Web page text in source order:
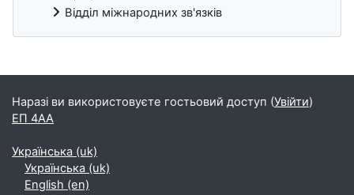
Відділ міжнародних зв'язків
Блоки
Наразі ви використовуєте гостьовий доступ (Увійти)
ЕП 4АА
Українська ‎(uk)‎
Українська ‎(uk)‎
English ‎(en)‎